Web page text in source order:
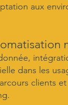
aux
dans les
clients